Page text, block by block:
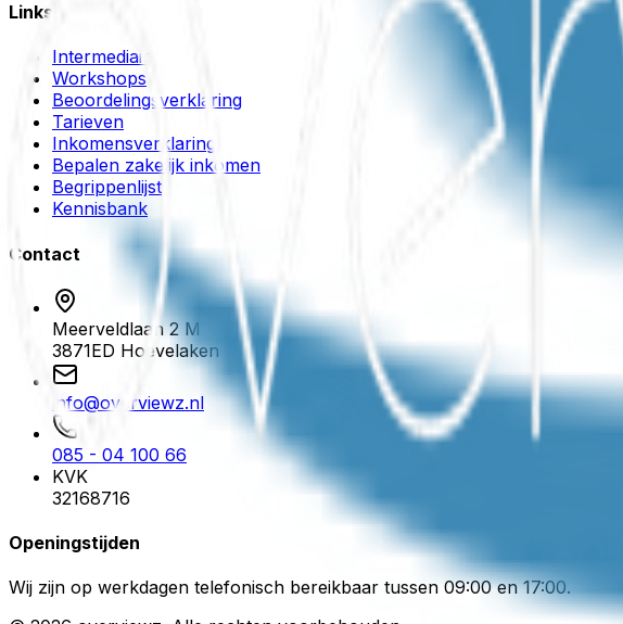
Links
Intermediair
Workshops
Beoordelingsverklaring
Tarieven
Inkomensverklaring
Bepalen zakelijk inkomen
Begrippenlijst
Kennisbank
Contact
Meerveldlaan 2 M
3871ED Hoevelaken
info@overviewz.nl
085 - 04 100 66
KVK
32168716
Openingstijden
Wij zijn op werkdagen telefonisch bereikbaar tussen 09:00 en 17:00.